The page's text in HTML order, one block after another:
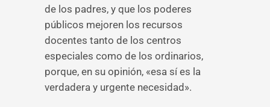
de los padres, y que los poderes
públicos mejoren los recursos
docentes tanto de los centros
especiales como de los ordinarios,
porque, en su opinión, «esa sí es la
verdadera y urgente necesidad».